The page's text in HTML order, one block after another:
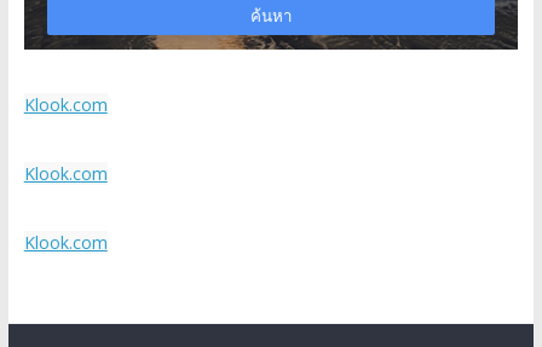
Klook.com
Klook.com
Klook.com